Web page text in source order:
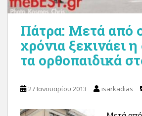
Πάτρα: Μετά από
χρόνια ξεκινάει η
τα ορθοπαιδικά
27 Ιανουαρίου 2013 isarkadias